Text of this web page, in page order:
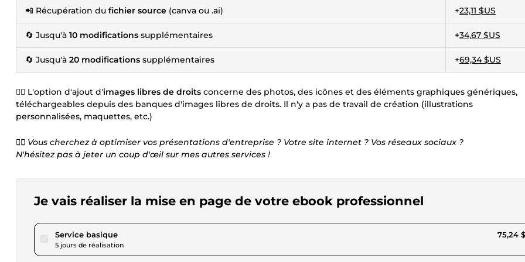
📲 Récupération du fichier source (canva ou .ai) +23,11 $US
🔄 Jusqu'à 10 modifications supplémentaires +34,67 $US
🔄 Jusqu'à 20 modifications supplémentaires +69,34 $US
👉🏼 L'option d'ajout d'images libres de droits concerne des photos, des icônes et des éléments graphiques génériques,
téléchargeables depuis des banques d'images libres de droits. Il n'y a pas de travail de création (illustrations
personnalisées, maquettes, etc.)
👉🏼 Vous cherchez à optimiser vos présentations d'entreprise ? Votre site internet ? Vos réseaux sociaux ?
N'hésitez pas à jeter un coup d'œil sur mes autres services !
Je vais réaliser la mise en page de votre ebook professionnel
Service basiquepour 69,34 $US
5 jours de réalisation
75,24